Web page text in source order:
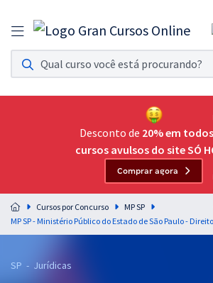
Assinatura Ilimitada 11
Acesso a todos os cursos. Teste grátis por 7 dias!
Assinatura OAB Até Passar
Acesso ilimitado a toda preparação para o Exame da
Residências Multiprofissionais
Preparação completa e intensiva para as principais
residências em saúde do Brasil
Desconto de 20% em
cursos avulsos do site SÓ
Comprar agora
Cursos por Concurso
MP SP
SP - Jurídicas